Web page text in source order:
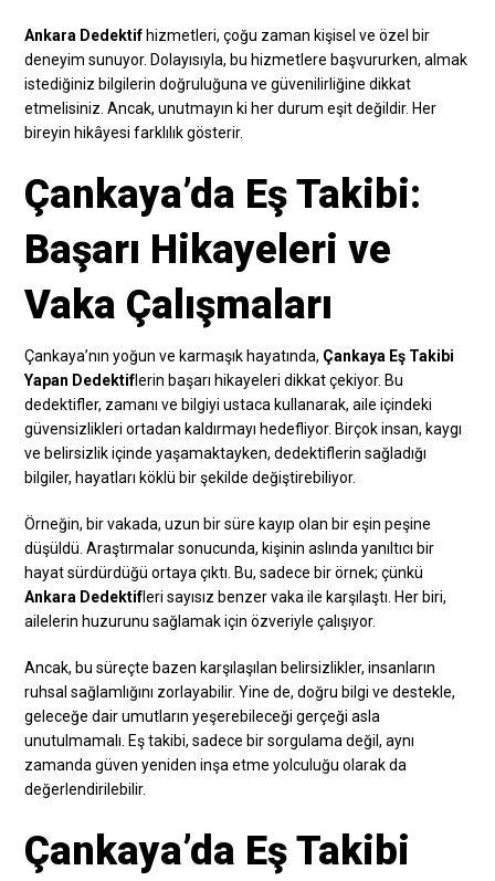
Ankara Dedektif hizmetleri, çoğu zaman kişisel ve özel bir
deneyim sunuyor. Dolayısıyla, bu hizmetlere başvururken, almak
istediğiniz bilgilerin doğruluğuna ve güvenilirliğine dikkat
etmelisiniz. Ancak, unutmayın ki her durum eşit değildir. Her
bireyin hikâyesi farklılık gösterir.
Çankaya’da Eş Takibi:
Başarı Hikayeleri ve
Vaka Çalışmaları
Çankaya’nın yoğun ve karmaşık hayatında, Çankaya Eş Takibi
Yapan Dedektiflerin başarı hikayeleri dikkat çekiyor. Bu
dedektifler, zamanı ve bilgiyi ustaca kullanarak, aile içindeki
güvensizlikleri ortadan kaldırmayı hedefliyor. Birçok insan, kaygı
ve belirsizlik içinde yaşamaktayken, dedektiflerin sağladığı
bilgiler, hayatları köklü bir şekilde değiştirebiliyor.
Örneğin, bir vakada, uzun bir süre kayıp olan bir eşin peşine
düşüldü. Araştırmalar sonucunda, kişinin aslında yanıltıcı bir
hayat sürdürdüğü ortaya çıktı. Bu, sadece bir örnek; çünkü
Ankara Dedektifleri sayısız benzer vaka ile karşılaştı. Her biri,
ailelerin huzurunu sağlamak için özveriyle çalışıyor.
Ancak, bu süreçte bazen karşılaşılan belirsizlikler, insanların
ruhsal sağlamlığını zorlayabilir. Yine de, doğru bilgi ve destekle,
geleceğe dair umutların yeşerebileceği gerçeği asla
unutulmamalı. Eş takibi, sadece bir sorgulama değil, aynı
zamanda güven yeniden inşa etme yolculuğu olarak da
değerlendirilebilir.
Çankaya’da Eş Takibi